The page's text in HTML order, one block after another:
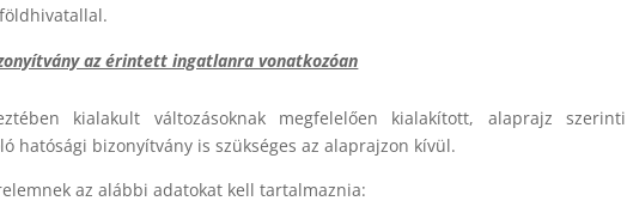
az érintett ingatlanra vonatkozóan
kialakult változásoknak megfelelően kialakított, alaprajz szerinti
hatósági bizonyítvány is szükséges az alaprajzon kívül.
az alábbi adatokat kell tartalmaznia: